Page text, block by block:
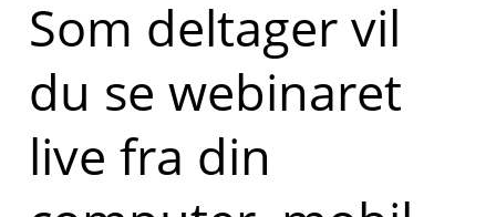
Som deltager vil
du se webinaret
live fra din